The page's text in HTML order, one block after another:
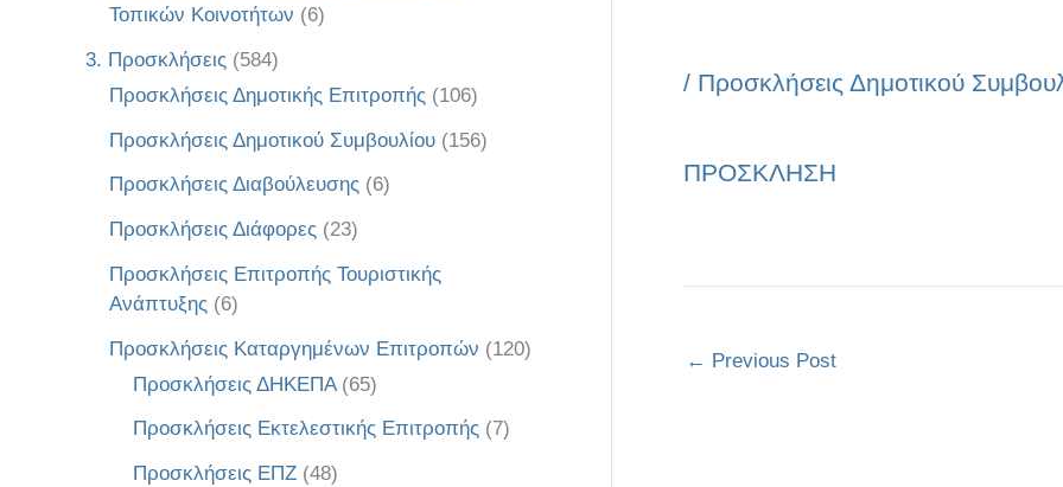
Τοπικών Κοινοτήτων (6)
3. Προσκλήσεις (584)
Προσκλήσεις Δημοτικής Επιτροπής (106)
Προσκλήσεις Δημοτικού Συμβουλίου (156)
Προσκλήσεις Διαβούλευσης (6)
Προσκλήσεις Διάφορες (23)
Προσκλήσεις Επιτροπής Τουριστικής
Ανάπτυξης (6)
Προσκλήσεις Καταργημένων Επιτροπών (120)
Προσκλήσεις ΔΗΚΕΠΑ(65)
Προσκλήσεις Εκτελεστικής Επιτροπής (7)
Προσκλήσεις ΕΠΖ (48)
/ Προσκλήσεις Δημοτικού
ΠΡΟΣΚΛΗΣΗ
← Previous Post